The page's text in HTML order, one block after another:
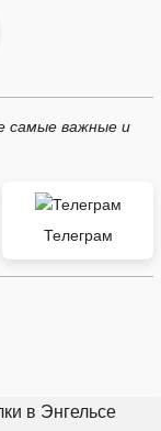
самые важные и
Телеграм